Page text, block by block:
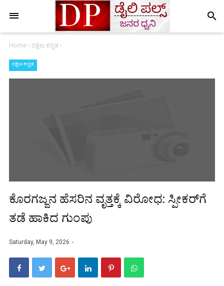
search
Home › ದಕ್ಷಿಣ ಕನ್ನಡ›
ದಕ್ಷಿಣ ಕನ್ನಡ
ಕೊರಗಜ್ಜನ ಹೆಸರಿನ ವೃತ್ತಕ್ಕೆ ವಿರೋಧ: ಸ್ಪೀಕರ್‌ಗೆ
ತಡೆ ಹಾಕಿದ ಗುಂಪು
Saturday, May 9, 2026